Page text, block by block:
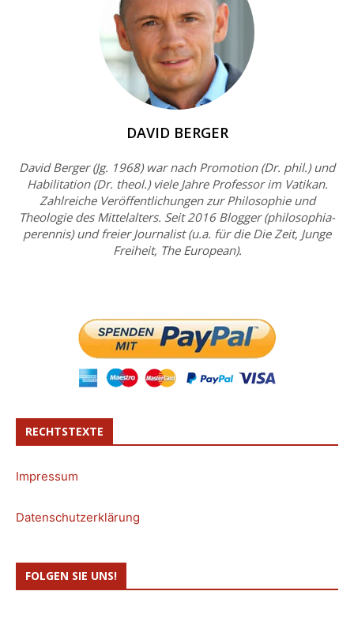
DAVID BERGER
David Berger (Jg. 1968) war nach Promotion (Dr. phil.) und
Habilitation (Dr. theol.) viele Jahre Professor im Vatikan.
Zahlreiche Veröffentlichungen zur Philosophie und
Theologie des Mittelalters. Seit 2016 Blogger (philosophia-
perennis) und freier Journalist (u.a. für die Die Zeit, Junge
Freiheit, The European).
RECHTSTEXTE
Impressum
Datenschutzerklärung
FOLGEN SIE UNS!